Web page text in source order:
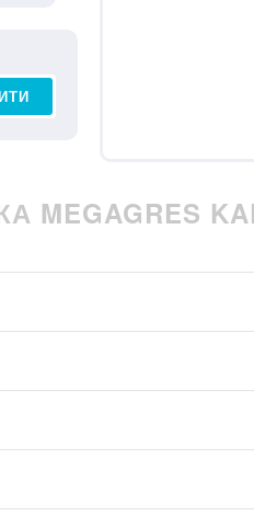
MEGAGRES